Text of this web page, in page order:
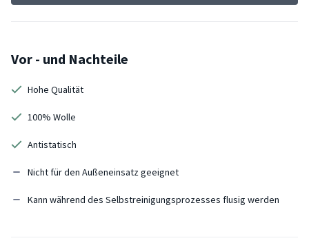
Vor - und Nachteile
Hohe Qualität
100% Wolle
Antistatisch
Nicht für den Außeneinsatz geeignet
Kann während des Selbstreinigungsprozesses flusig werden